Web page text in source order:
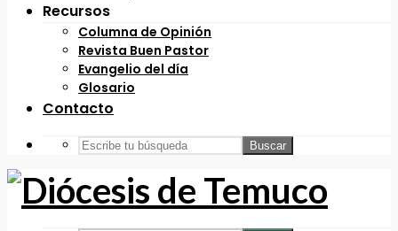
Recursos
Columna de Opinión
Revista Buen Pastor
Evangelio del día
Glosario
Contacto
Buscar